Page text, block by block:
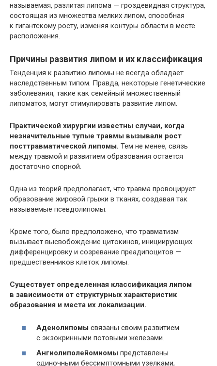
называемая, разлитая липома — гроздевидная структура,
состоящая из множества мелких липом, способная
к гигантскому росту, изменяя контуры области в месте
расположения.
Причины развития липом и их классификация
Тенденция к развитию липомы не всегда обладает
наследственным типом. Правда, некоторые генетические
заболевания, такие как семейный множественный
липоматоз, могут стимулировать развитие липом.
Практической хирургии известны случаи, когда
незначительные тупые травмы вызывали рост
посттравматической липомы. Тем не менее, связь
между травмой и развитием образования остается
достаточно спорной.
Одна из теорий предполагает, что травма провоцирует
образование жировой грыжи в тканях, создавая так
называемые псевдолипомы.
Кроме того, было предположено, что травматизм
вызывает высвобождение цитокинов, инициирующих
дифференцировку и созревание преадипоцитов —
предшественников клеток липомы.
Существует определенная классификация липом
в зависимости от структурных характеристик
образования и места их локализации.
Аденолипомы связаны своим развитием
с экзокринными потовыми железами.
Ангиолиполейомиомы представлены
одиночными бессимптомными узелками,